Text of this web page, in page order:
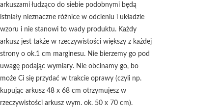
arkuszami łudząco do siebie podobnymi będą
istniały nieznaczne różnice w odcieniu i układzie
wzoru i nie stanowi to wady produktu. Każdy
arkusz jest także w rzeczywistości większy z każdej
strony o ok.1 cm marginesu. Nie bierzemy go pod
uwagę podając wymiary. Nie obcinamy go, bo
może Ci się przydać w trakcie oprawy (czyli np.
kupując arkusz 48 x 68 cm otrzymujesz w
rzeczywistości arkusz wym. ok. 50 x 70 cm).